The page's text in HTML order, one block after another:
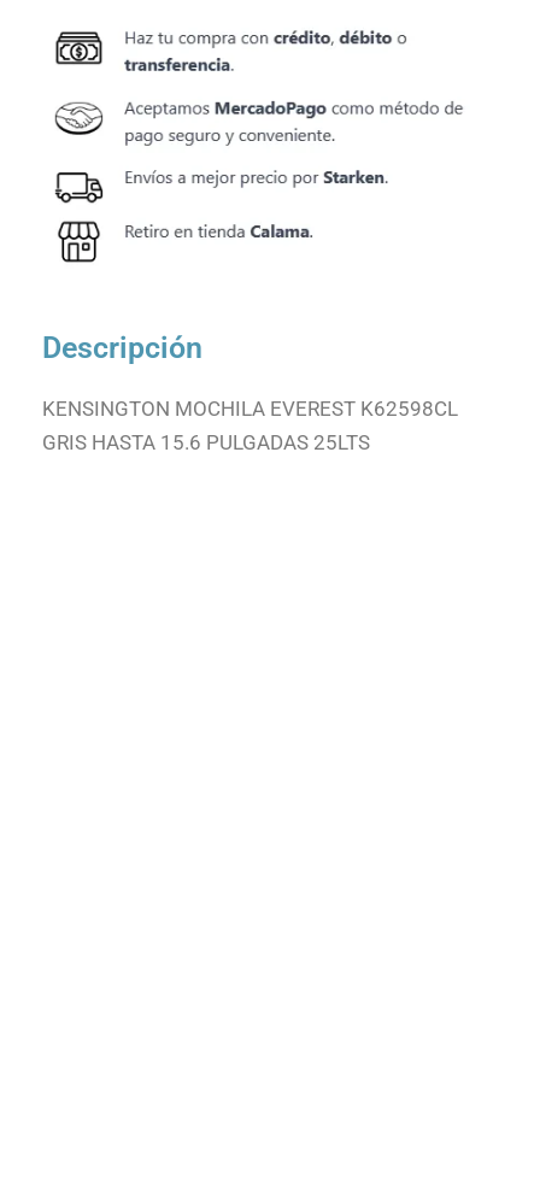
Descripción
KENSINGTON MOCHILA EVEREST K62598CL
GRIS HASTA 15.6 PULGADAS 25LTS